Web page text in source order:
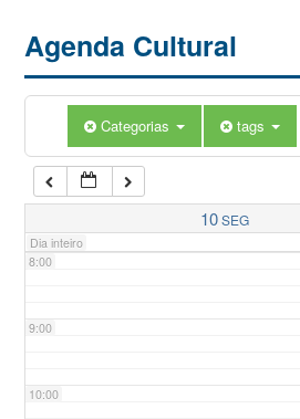
Agenda Cultural
Categorias tags
10SEG
Dia inteiro
5:00
7:00
8:00
9:00
10:00